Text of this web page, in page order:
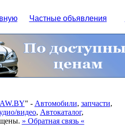
Частные объявления
AW.BY" - Автомобили, запчасти,
видео, Автокаталог,
» Обратная связь «